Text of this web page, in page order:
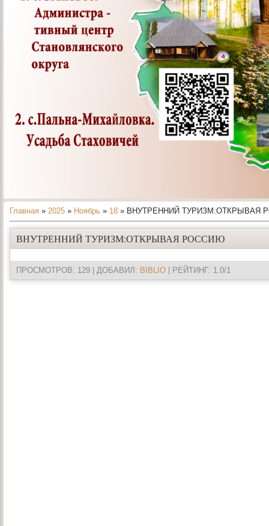
Главная » 2025 » Ноябрь » 18 » ВНУТРЕННИЙ ТУРИЗМ:ОТКРЫВАЯ
ВНУТРЕННИЙ ТУРИЗМ:ОТКРЫВАЯ РОССИЮ
ПРОСМОТРОВ: 129 | ДОБАВИЛ: BIBLIO | РЕЙТИНГ: 1.0/1